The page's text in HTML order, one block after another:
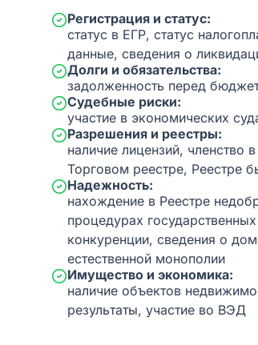
Регистрация и статус:
статус в ЕГР, статус
данные, сведения о
Долги и обязательства:
задолженность перед
Судебные риски:
участие в экономических
Разрешения и реестры:
наличие лицензий,
Торговом реестре, Реестре
Надежность:
нахождение в Реестре
процедурах
конкуренции, сведения о
естественной монополии
Имущество и экономика:
наличие объектов
результаты, участие во ВЭД